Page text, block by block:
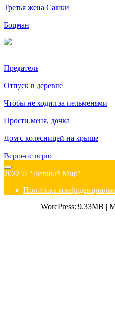
Третья жена Сашки
Боцман
Предатель
Отпуск в деревне
Чтобы не ходил за пельменями
Прости меня, дочка
Дом с колесницей на крыше
Верю-не верю
2022 © "Дивный Мир"
Политика
WordPress: 9.33MB |